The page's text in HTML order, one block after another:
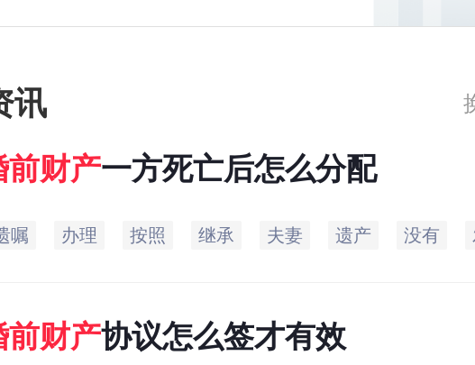
讯
前财产一方死亡后怎么分配
嘱 办理 按照 继承 夫妻 遗产 没有
前财产协议怎么签才有效